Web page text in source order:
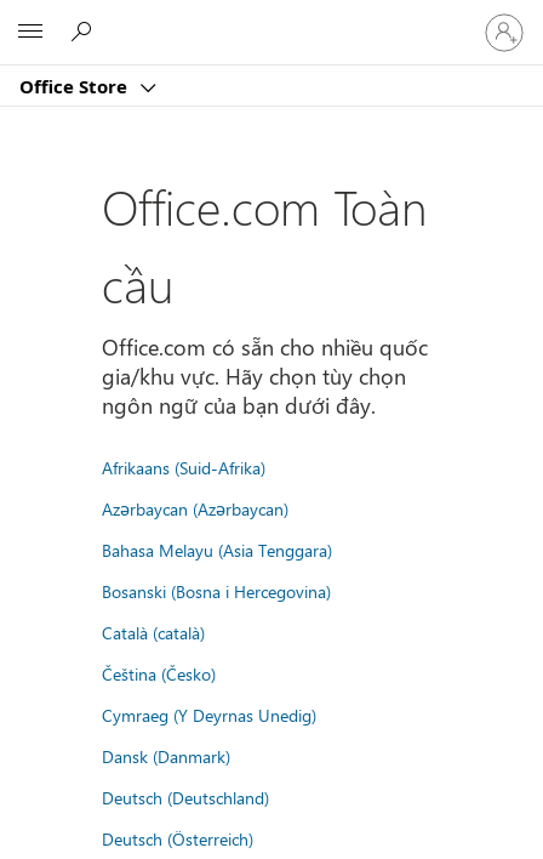
Office Store
Đăng
nhập
tài
của
Office.com Toàn
cầu
Office.com có sẵn cho nhiều quốc
gia/khu vực. Hãy chọn tùy chọn
ngôn ngữ của bạn dưới đây.
Afrikaans (Suid-Afrika)
Azərbaycan (Azərbaycan)
Bahasa Melayu (Asia Tenggara)
Bosanski (Bosna i Hercegovina)
Català (català)
Čeština (Česko)
Cymraeg (Y Deyrnas Unedig)
Dansk (Danmark)
Deutsch (Deutschland)
Deutsch (Österreich)